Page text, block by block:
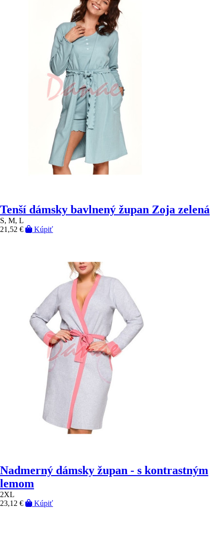
Tenší dámsky bavlnený župan Zoja zelená
S, M, L
21,52 €
Kúpiť
Nadmerný dámsky župan - s kontrastným
lemom
2XL
23,12 €
Kúpiť